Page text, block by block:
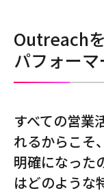
Outreach
パフォー
――すべての営
れるからこそ
明確になった
はどのような